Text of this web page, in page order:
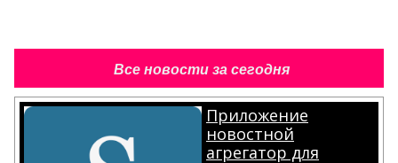
Все новости за сегодня
Приложение
новостной
агрегатор для